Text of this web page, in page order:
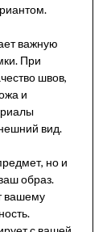
важную
При
швов,
и
вид.
но и
образ.
вашему